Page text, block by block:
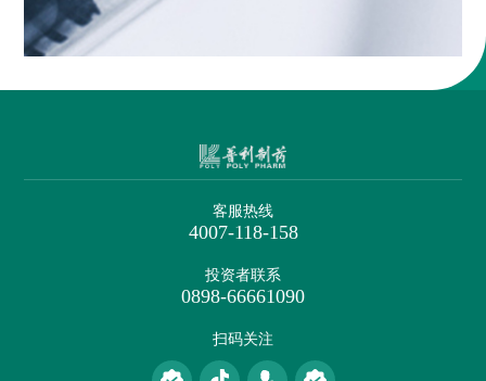
客服热线
4007-118-158
投资者联系
0898-66661090
扫码关注